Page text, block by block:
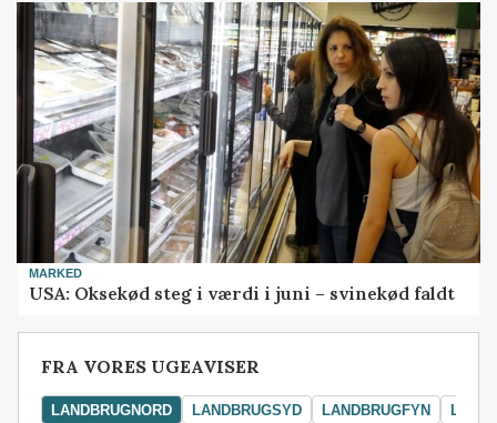
MARKED
USA: Oksekød steg i værdi i juni – svinekød faldt
FRA VORES UGEAVISER
LANDBRUGNORD LANDBRUGSYD LANDBRUGFYN